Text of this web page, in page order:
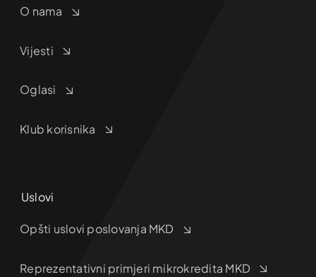
O nama
Vijesti
Oglasi
Klub korisnika
Uslovi
Opšti uslovi poslovanja MKD
Reprezentativni primjeri mikrokredita MKD